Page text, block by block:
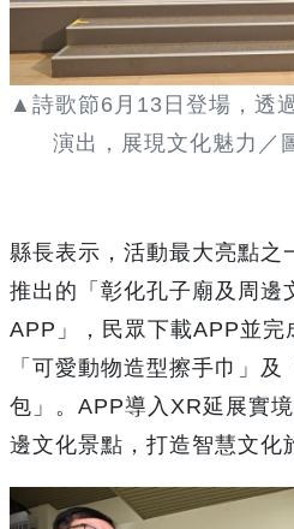
▲詩歌節6月13日登場，透
演出，展現文化魅力／
縣長表示，活動最大亮點之
推出的「彰化孔子廟及周邊
APP」，民眾下載APP並完
「可愛動物造型擦手巾」
包」。APP導入XR延展實
邊文化景點，打造智慧文化